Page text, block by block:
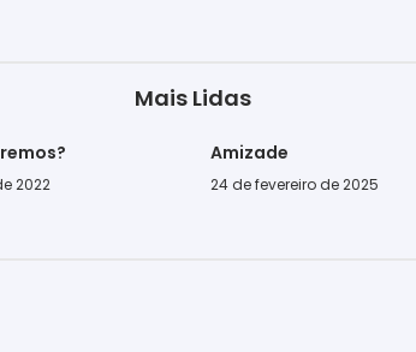
Mais Lidas
2022
Amizade
24 de fevereiro de 2025